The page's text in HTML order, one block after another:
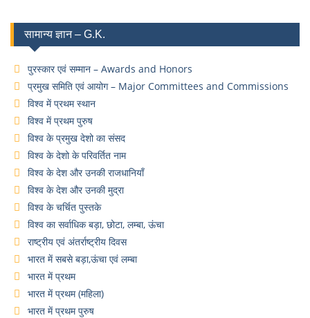
सामान्य ज्ञान – G.K.
पुरस्कार एवं सम्मान – Awards and Honors
प्रमुख समिति एवं आयोग – Major Committees and Commissions
विश्व में प्रथम स्थान
विश्व में प्रथम पुरुष
विश्व के प्रमुख देशो का संसद
विश्व के देशो के परिवर्तित नाम
विश्व के देश और उनकी राजधानियाँ
विश्व के देश और उनकी मुद्रा
विश्व के चर्चित पुस्तके
विश्व का सर्वाधिक बड़ा, छोटा, लम्बा, ऊंचा
राष्ट्रीय एवं अंतर्राष्ट्रीय दिवस
भारत में सबसे बड़ा,ऊंचा एवं लम्बा
भारत में प्रथम
भारत में प्रथम (महिला)
भारत में प्रथम पुरुष